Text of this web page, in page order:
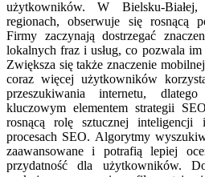
użytkowników. W Bielsku-
regionach, obserwuje się rosnącą
Firmy zaczynają dostrzegać
lokalnych fraz i usług, co pozwala
Zwiększa się także znaczenie
coraz więcej użytkowników
przeszukiwania internetu,
kluczowym elementem strategii
rosnącą rolę sztucznej
procesach SEO. Algorytmy
zaawansowane i potrafią lepiej
przydatność dla użytkowników.